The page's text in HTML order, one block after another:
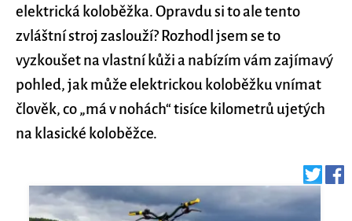
elektrická koloběžka. Opravdu si to ale tento
zvláštní stroj zaslouží? Rozhodl jsem se to
vyzkoušet na vlastní kůži a nabízím vám zajímavý
pohled, jak může elektrickou koloběžku vnímat
člověk, co „má v nohách“ tisíce kilometrů ujetých
na klasické koloběžce.